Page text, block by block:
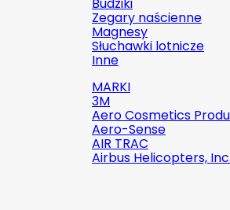
Zegary naścienne
Magnesy
Słuchawki lotnicze
Inne
MARKI
3M
Aero Cosmetics
Aero-Sense
AIR TRAC
Airbus Helicopters, Inc.